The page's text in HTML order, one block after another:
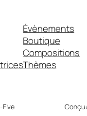
Évènements
Boutique
Compositions
Thèmes
Five Conçu